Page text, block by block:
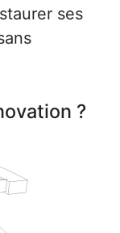
ses
?